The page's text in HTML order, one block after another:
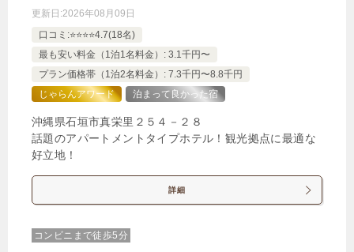
更新日:2026年08月09日
口コミ:⭐️⭐️⭐️⭐️4.7(18名)
最も安い料金（1泊1名料金）: 3.1千円〜
プラン価格帯（1泊2名料金）: 7.3千円〜8.8千円
じゃらんアワード
泊まって良かった宿
沖縄県石垣市真栄里２５４－２８
話題のアパートメントタイプホテル！観光拠点に最適な
好立地！
詳細
コンビニまで徒歩5分